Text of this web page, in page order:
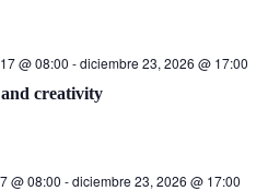
@ 08:00 -diciembre 23, 2026 @ 17:00
creativity
@ 08:00 -diciembre 23, 2026 @ 17:00